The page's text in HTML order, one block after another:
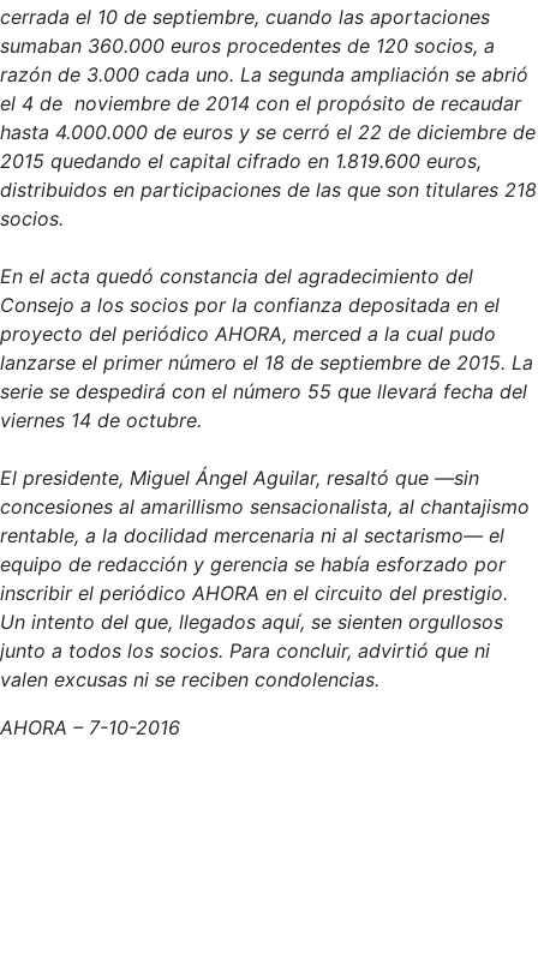
cerrada el 10 de septiembre, cuando las aportaciones
sumaban 360.000 euros procedentes de 120 socios, a
razón de 3.000 cada uno. La segunda ampliación se abrió
el 4 de noviembre de 2014 con el propósito de recaudar
hasta 4.000.000 de euros y se cerró el 22 de diciembre de
2015 quedando el capital cifrado en 1.819.600 euros,
distribuidos en participaciones de las que son titulares 218
socios.
En el acta quedó constancia del agradecimiento del
Consejo a los socios por la confianza depositada en el
proyecto del periódico AHORA, merced a la cual pudo
lanzarse el primer número el 18 de septiembre de 2015. La
serie se despedirá con el número 55 que llevará fecha del
viernes 14 de octubre.
El presidente, Miguel Ángel Aguilar, resaltó que —sin
concesiones al amarillismo sensacionalista, al chantajismo
rentable, a la docilidad mercenaria ni al sectarismo— el
equipo de redacción y gerencia se había esforzado por
inscribir el periódico AHORA en el circuito del prestigio.
Un intento del que, llegados aquí, se sienten orgullosos
junto a todos los socios. Para concluir, advirtió que ni
valen excusas ni se reciben condolencias.
AHORA – 7-10-2016